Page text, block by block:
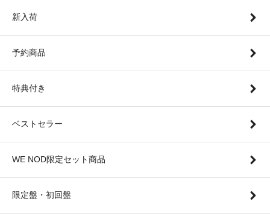
新入荷
予約商品
特典付き
ベストセラー
WE NOD限定セット商品
限定盤・初回盤